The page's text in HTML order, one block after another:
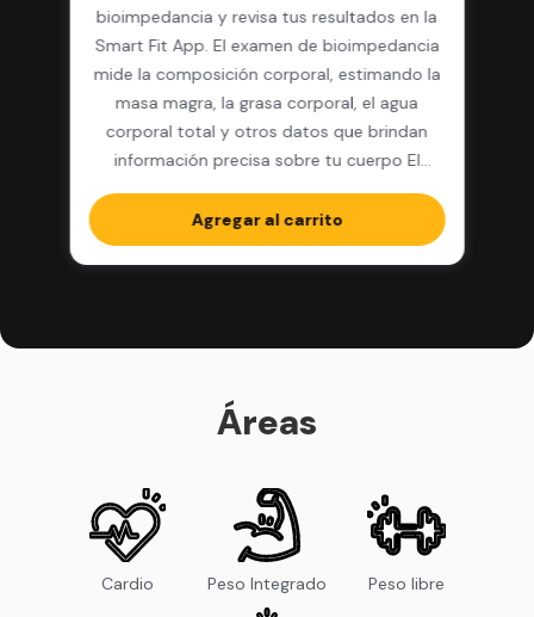
bioimpedancia y revisa tus resultados en la
Smart Fit App. El examen de bioimpedancia
mide la composición corporal, estimando la
masa magra, la grasa corporal, el agua
corporal total y otros datos que brindan
información precisa sobre tu cuerpo El
completos en la app
Agregar al carrito
Áreas
Cardio Peso Integrado Peso libre